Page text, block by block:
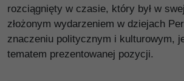
rozciągnięty w czasie, który był w
złożonym wydarzeniem w dziejach
znaczeniu politycznym i kulturowym,
tematem prezentowanej pozycji.